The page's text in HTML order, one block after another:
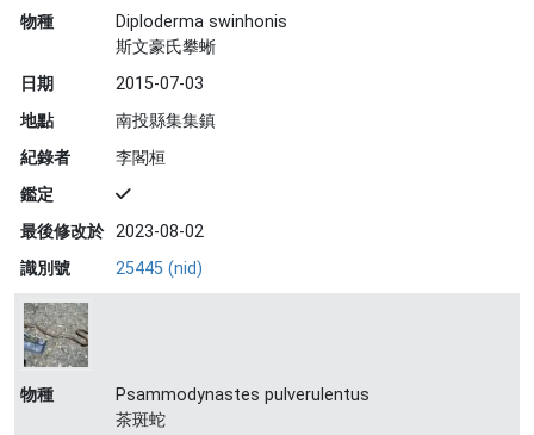
物種
Diploderma swinhonis
斯文豪氏攀蜥
日期
2015-07-03
地點
南投縣集集鎮
紀錄者
李閣桓
鑑定
最後修改於 2023-08-02
識別號
25445 (nid)
物種
Psammodynastes pulverulentus
茶斑蛇